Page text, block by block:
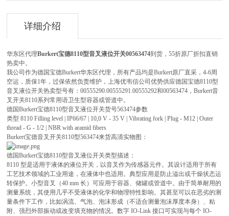
详细介绍
华东区代理Burkert宝德8110型音叉液位开关00563474到货，55折原厂折扣直销
热卖中。
我公司作为德国宝德Burkert华东区代理，所有产品均是Burkert原厂直采，4-6周
空运，质保1年，过保依然负责维护，上海优韦信公司优势供应德国宝德8110型
音叉液位开关热卖型号有：00555290.00555291.00555292和00563474，Burkert音
叉开关8110系列常用语卫生型容器或管道中。
德国Burkert宝德8110型音叉液位开关货号563474参数
类型 8110 Filling level | IP66/67 | 10,0 V - 35 V | Vibrating fork | Plug - M12 | Outer
thread - G - 1/2 | NBR with aramid fibers
Burkert宝德音叉开关8110型563474来货高清实物图：
德国Burkert宝德8110型音叉液位开关类型描述：
8110 型是适用于液体的液位开关，以音叉作为传感器元件。其设计适用于所有
工艺技术领域的工业用途，在液体中也适用。典型应用是防止溢出或干燥状态运
转保护。小型音叉（40 mm 长）可应用于容器、储罐或管道中。由于简单耐用的
测量系统，其使用几乎不受液体的化学和物理特性影响。其甚至可以在恶劣的测
量条件下工作，比如涡流、气泡、泡沫形成（不适合测量泡沫厚度本身）、粘
附、强烈外部振动或改变填充物的情况。数字 IO-Link 接口可实现与每个 IO-